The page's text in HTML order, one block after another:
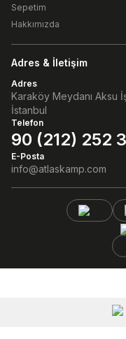
Sepetim
Hakkımızda
Adres & İletişim
Adres
Karaköy Meydanı Aksu
İstanbul
Telefon
90 (212) 252
E-Posta
info@atlaskamp.com